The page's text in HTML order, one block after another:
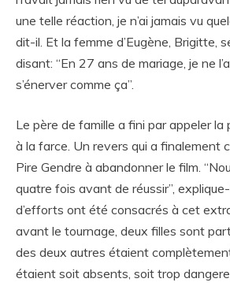
une telle réaction, je n’ai jamais vu
dit-il. Et la femme d’Eugène, Brigitte,
disant: “En 27 ans de mariage, je ne
s’énerver comme ça”.
Le père de famille a fini par appeler
à la farce. Un revers qui a finalement
Pire Gendre à abandonner le film.
quatre fois avant de réussir”,
d’efforts ont été consacrés à cet
avant le tournage, deux filles sont
des deux autres étaient
étaient soit absents, soit trop